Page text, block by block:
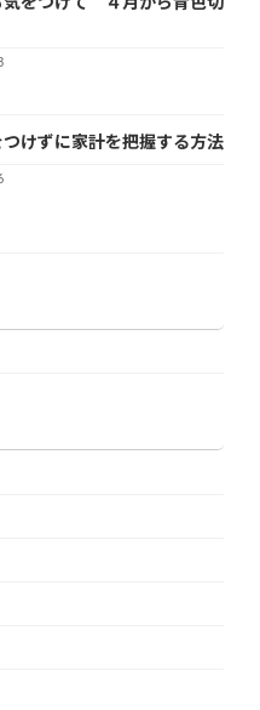
気をつけて ４月から青色切
つけずに家計を把握する方法